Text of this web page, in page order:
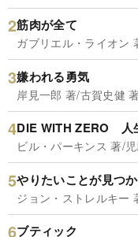
筋肉が全て
ガブリエル・ライオン
嫌われる勇気
岸見一郎 著/古賀史健 著
DIE WITH ZERO 人
ビル・パーキンス 著/
やりたいことが見つ
ジョン・ストレルキー
ブティック